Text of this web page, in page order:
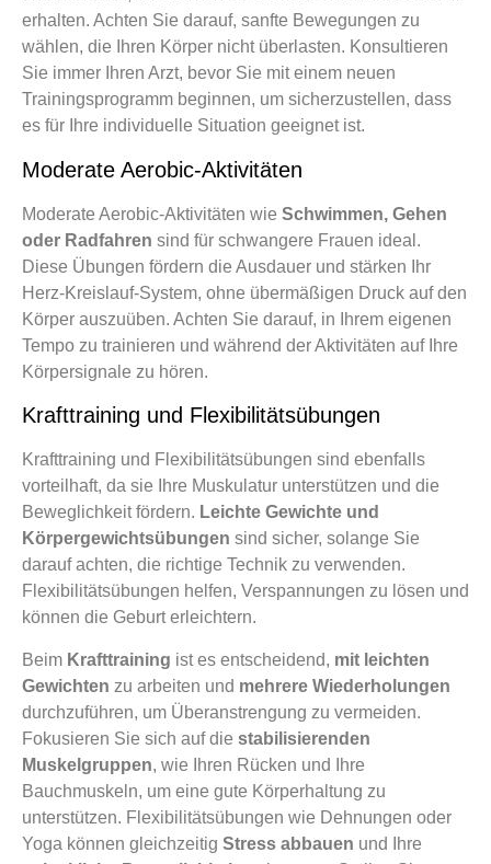
erhalten. Achten Sie darauf, sanfte Bewegungen zu
wählen, die Ihren Körper nicht überlasten. Konsultieren
Sie immer Ihren Arzt, bevor Sie mit einem neuen
Trainingsprogramm beginnen, um sicherzustellen, dass
es für Ihre individuelle Situation geeignet ist.
Moderate Aerobic-Aktivitäten
Moderate Aerobic-Aktivitäten wie Schwimmen, Gehen
oder Radfahren sind für schwangere Frauen ideal.
Diese Übungen fördern die Ausdauer und stärken Ihr
Herz-Kreislauf-System, ohne übermäßigen Druck auf den
Körper auszuüben. Achten Sie darauf, in Ihrem eigenen
Tempo zu trainieren und während der Aktivitäten auf Ihre
Körpersignale zu hören.
Krafttraining und Flexibilitätsübungen
Krafttraining und Flexibilitätsübungen sind ebenfalls
vorteilhaft, da sie Ihre Muskulatur unterstützen und die
Beweglichkeit fördern. Leichte Gewichte und
Körpergewichtsübungen sind sicher, solange Sie
darauf achten, die richtige Technik zu verwenden.
Flexibilitätsübungen helfen, Verspannungen zu lösen und
können die Geburt erleichtern.
Beim Krafttraining ist es entscheidend, mit leichten
Gewichten zu arbeiten und mehrere Wiederholungen
durchzuführen, um Überanstrengung zu vermeiden.
Fokusieren Sie sich auf die stabilisierenden
Muskelgruppen, wie Ihren Rücken und Ihre
Bauchmuskeln, um eine gute Körperhaltung zu
unterstützen. Flexibilitätsübungen wie Dehnungen oder
Yoga können gleichzeitig Stress abbauen und Ihre